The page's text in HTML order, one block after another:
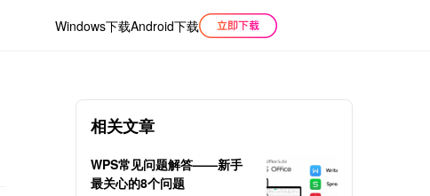
Windows下载Android下载
相关文章
WPS常见问题解答——新手
最关心的8个问题